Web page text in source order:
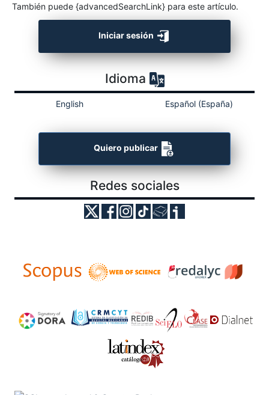
También puede {advancedSearchLink} para este artículo.
Iniciar sesión
Idioma
English Español (España)
Quiero publicar
Redes sociales